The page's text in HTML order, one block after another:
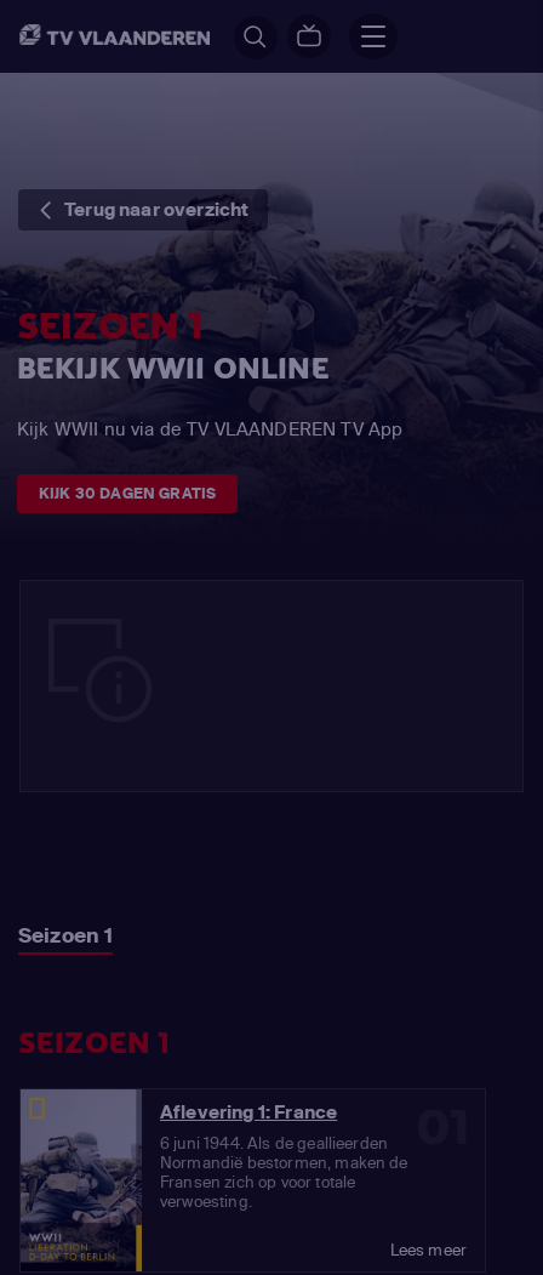
Terug naar overzicht
SEIZOEN 1
BEKIJK WWII ONLINE
Kijk WWII nu via de TV VLAANDEREN TV App
KIJK 30 DAGEN GRATIS
Seizoen 1
SEIZOEN 1
Aflevering 1: France
6 juni 1944. Als de geallieerden
Normandië bestormen, maken de
Fransen zich op voor totale
verwoesting.
Lees meer